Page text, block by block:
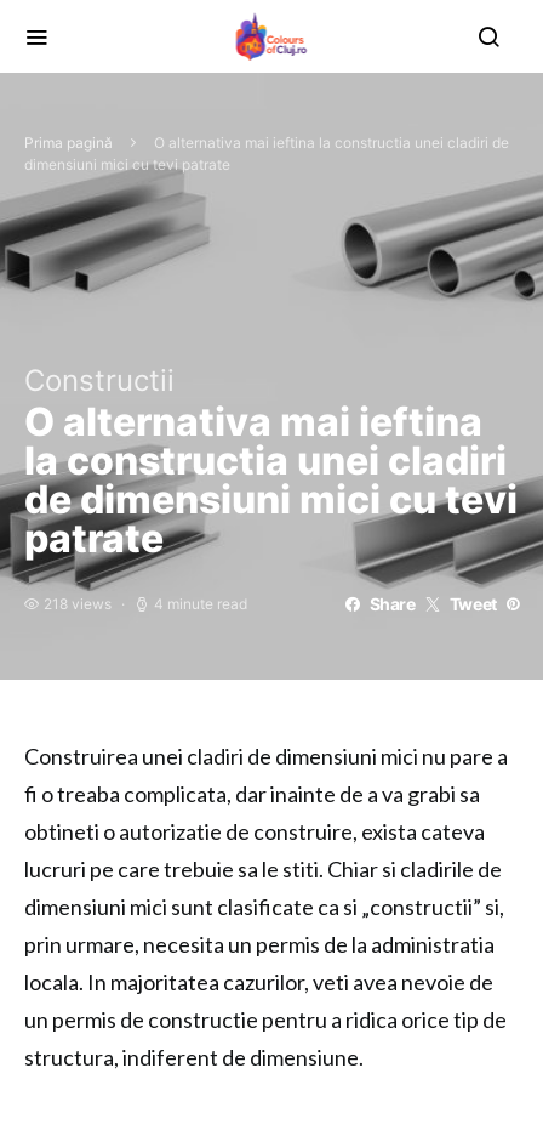
Prima pagină
O alternativa mai ieftina la constructia unei cladiri de
dimensiuni mici cu tevi patrate
Constructii
O alternativa mai ieftina
la constructia unei cladiri
de dimensiuni mici cu tevi
patrate
218 views 4 minute read Share Tweet
Construirea unei cladiri de dimensiuni mici nu pare a
fi o treaba complicata, dar inainte de a va grabi sa
obtineti o autorizatie de construire, exista cateva
lucruri pe care trebuie sa le stiti. Chiar si cladirile de
dimensiuni mici sunt clasificate ca si „constructii” si,
prin urmare, necesita un permis de la administratia
locala. In majoritatea cazurilor, veti avea nevoie de
un permis de constructie pentru a ridica orice tip de
structura, indiferent de dimensiune.